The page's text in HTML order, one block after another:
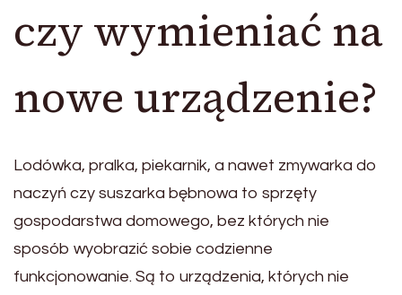
czy wymieniać na
nowe urządzenie?
Lodówka, pralka, piekarnik, a nawet zmywarka do
naczyń czy suszarka bębnowa to sprzęty
gospodarstwa domowego, bez których nie
sposób wyobrazić sobie codzienne
funkcjonowanie. Są to urządzenia, których nie